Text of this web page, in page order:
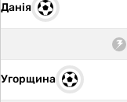
Данія
Угорщина